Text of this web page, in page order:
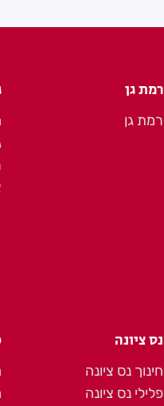
רמת גן
רמת גן
נס ציונה
חינוך נס ציונה
פלילי נס ציונה